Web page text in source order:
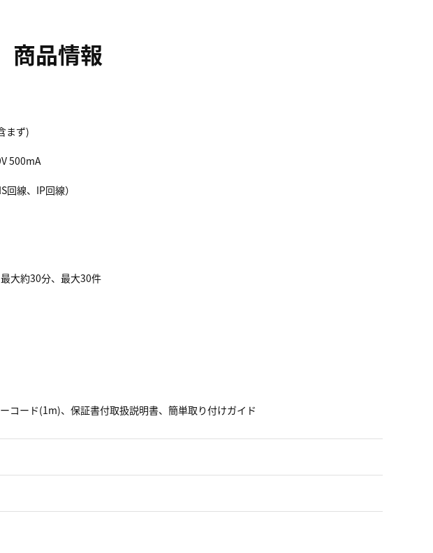
商品情報
まず)
500mA
線、IP回線）
大約30分、最大30件
ード(1m)、保証書付取扱説明書、簡単取り付けガイド